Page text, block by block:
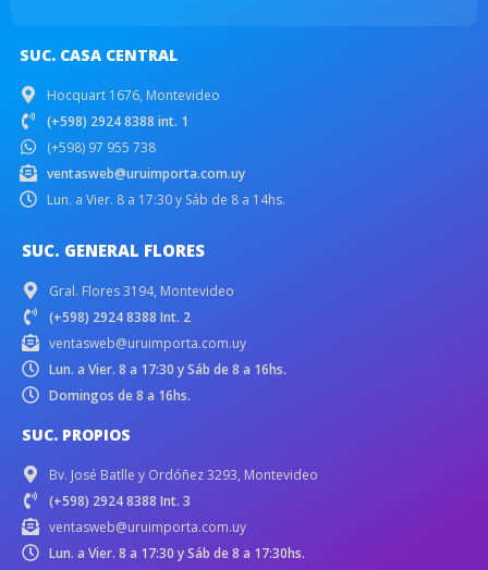
SUC. CASA CENTRAL
Hocquart 1676, Montevideo
(+598) 2924 8388 int. 1
(+598) 97 955 738
ventasweb@uruimporta.com.uy
Lun. a Vier. 8 a 17:30 y Sáb de 8 a 14hs.
SUC. GENERAL FLORES
Gral. Flores 3194, Montevideo
(+598) 2924 8388 Int. 2
ventasweb@uruimporta.com.uy
Lun. a Vier. 8 a 17:30 y Sáb de 8 a 16hs.
Domingos de 8 a 16hs.
SUC. PROPIOS
Bv. José Batlle y Ordóñez 3293, Montevideo
(+598) 2924 8388 Int. 3
ventasweb@uruimporta.com.uy
Lun. a Vier. 8 a 17:30 y Sáb de 8 a 17:30hs.